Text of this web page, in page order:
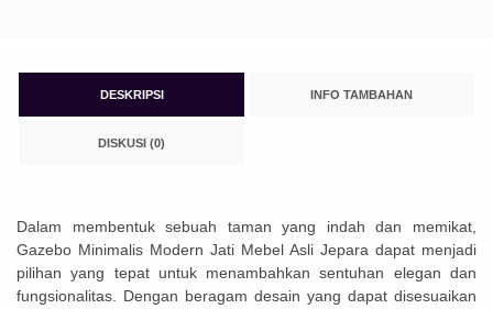
DESKRIPSI INFO TAMBAHAN
DISKUSI (0)
Dalam membentuk sebuah taman yang indah dan memikat,
Gazebo Minimalis Modern Jati Mebel Asli Jepara dapat menjadi
pilihan yang tepat untuk menambahkan sentuhan elegan dan
fungsionalitas. Dengan beragam desain yang dapat disesuaikan